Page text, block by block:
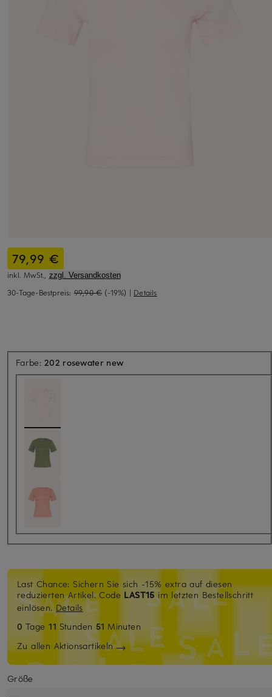
79,99 €
inkl. MwSt., zzgl. Versandkosten
30-Tage-Bestpreis: 99,90 € (-19%) | Details
Farbe:202 rosewater new
Last Chance: Sichern Sie sich -15% extra auf diesen
reduzierten Artikel. Code LAST15im letzten Bestellschritt
einlösen.Details
0 Tage11 Stunden 51 Minuten
Zu allen Aktionsartikeln
Größe